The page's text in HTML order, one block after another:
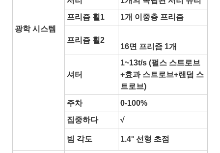
광학 시스템
프리즘 휠1
1개 이중층 프리즘
프리즘 휠2
16면 프리즘 1개
셔터
1~13t/s (펄스 스트로브
+효과 스트로브+랜덤 스
트로브)
주차
0-100%
집중하다
√
빔 각도 1.4° 선형 초점